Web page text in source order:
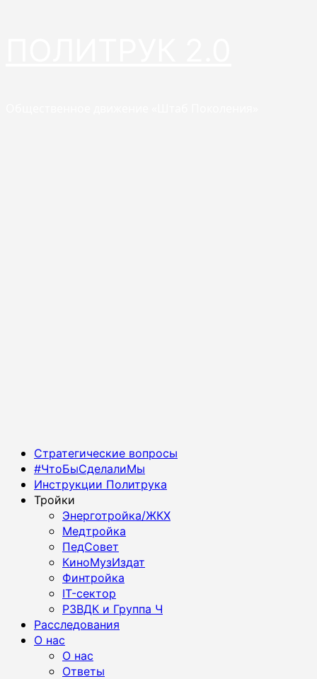
Основное
меню
Стратегические вопросы
#ЧтоБыСделалиМы
Инструкции Политрука
Тройки
Энерготройка/ЖКХ
Медтройка
ПедСовет
КиноМузИздат
Финтройка
IT-сектор
РЗВДК и Группа Ч
Расследования
О нас
О нас
Ответы